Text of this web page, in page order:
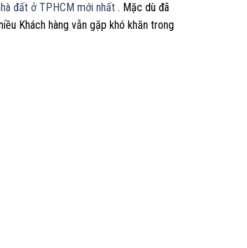
đất ở TPHCM mới nhất . Mặc dù đã
Khách hàng vẫn gặp khó khăn trong